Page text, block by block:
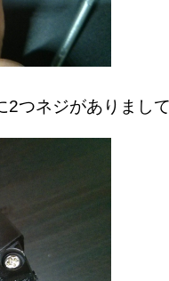
2つネジがありまし